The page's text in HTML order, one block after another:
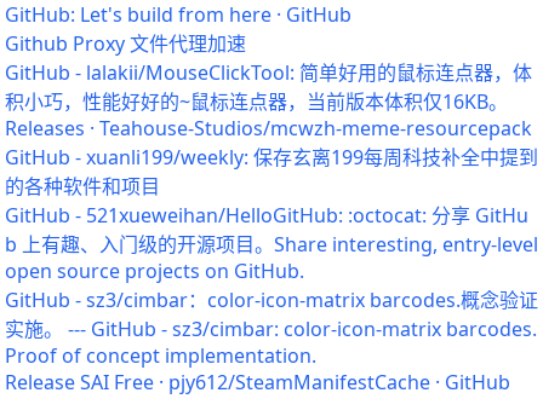
GitHub: Let's build from here · GitHub
Github Proxy 文件代理加速
GitHub - lalakii/MouseClickTool: 简单好用的鼠标连点器，体
积小巧，性能好好的~鼠标连点器，当前版本体积仅16KB。
Releases · Teahouse-Studios/mcwzh-meme-resourcepack
GitHub - xuanli199/weekly: 保存玄离199每周科技补全中提到
的各种软件和项目
GitHub - 521xueweihan/HelloGitHub: :octocat: 分享 GitHu
b 上有趣、入门级的开源项目。Share interesting, entry-level
open source projects on GitHub.
GitHub - sz3/cimbar：color-icon-matrix barcodes.概念验证
实施。 --- GitHub - sz3/cimbar: color-icon-matrix barcodes.
Proof of concept implementation.
Release SAI Free · pjy612/SteamManifestCache · GitHub